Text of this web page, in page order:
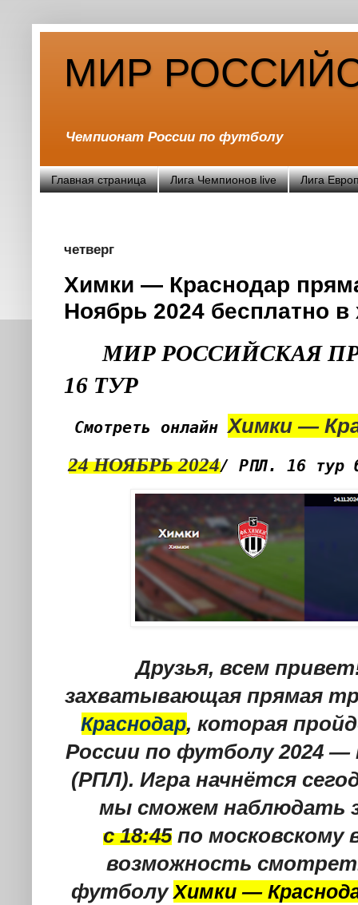
МИР
Чемпионат России по футболу
Главная страница Лига Чемпионов live Лига
четверг
Химки — Краснодар
Ноябрь 2024 бесплатно
МИР РОССИЙСКАЯ
16 ТУР
Смотреть онлайн Химки —
24 НОЯБРЬ 2024/ РПЛ. 16 тур
Друзья, всем
захватывающая прямая
Краснодар, которая
России по футболу 2024 —
(РПЛ). Игра начнётся
мы сможем наблюдать
с18:45 по московскому
возможность
футболуХимки —